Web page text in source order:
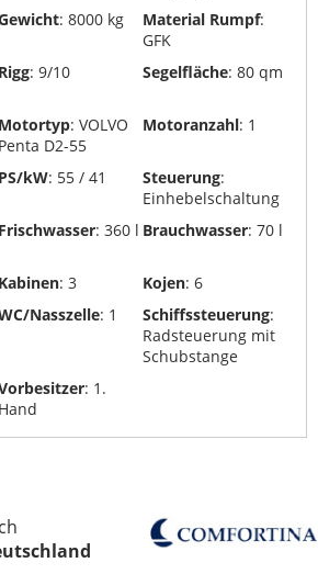
: 8000 kg Material Rumpf:
GFK
Rigg: 9/10 Segelfläche: 80 qm
Motortyp: VOLVO
Penta D2-55
Motoranzahl: 1
PS/kW: 55 / 41 Steuerung:
Einhebelschaltung
Frischwasser: 360 l Brauchwasser: 70 l
Kabinen: 3 Kojen: 6
Nasszelle: 1 Schiffssteuerung:
Radsteuerung mit
Schubstange
: 1.
Hand